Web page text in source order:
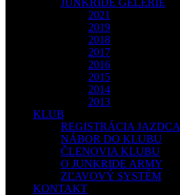
JUNKRIDE GELÉRIE
2021
2019
2018
2017
2016
2015
2014
2013
KLUB
REGISTRÁCIA JAZDCA
NÁBOR DO KLUBU
ČLENOVIA KLUBU
O JUNKRIDE ARMY
ZĽAVOVÝ SYSTÉM
KONTAKT